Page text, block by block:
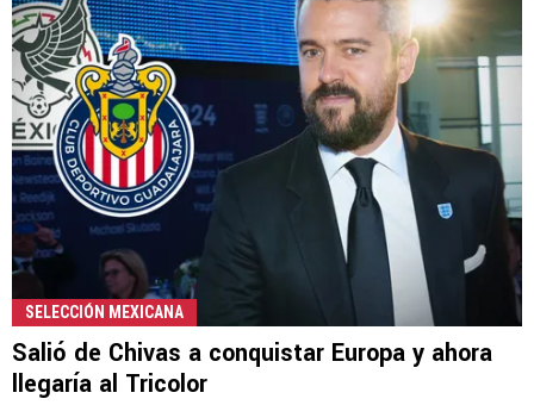
SELECCIÓN MEXICANA
Salió de Chivas a conquistar Europa y ahora
llegaría al Tricolor